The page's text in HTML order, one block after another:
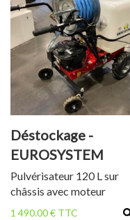
Déstockage -
EUROSYSTEM
CARRY PULVE
Pulvérisateur 120 L sur
châssis avec moteur
thermique
1 490.00 € TTC